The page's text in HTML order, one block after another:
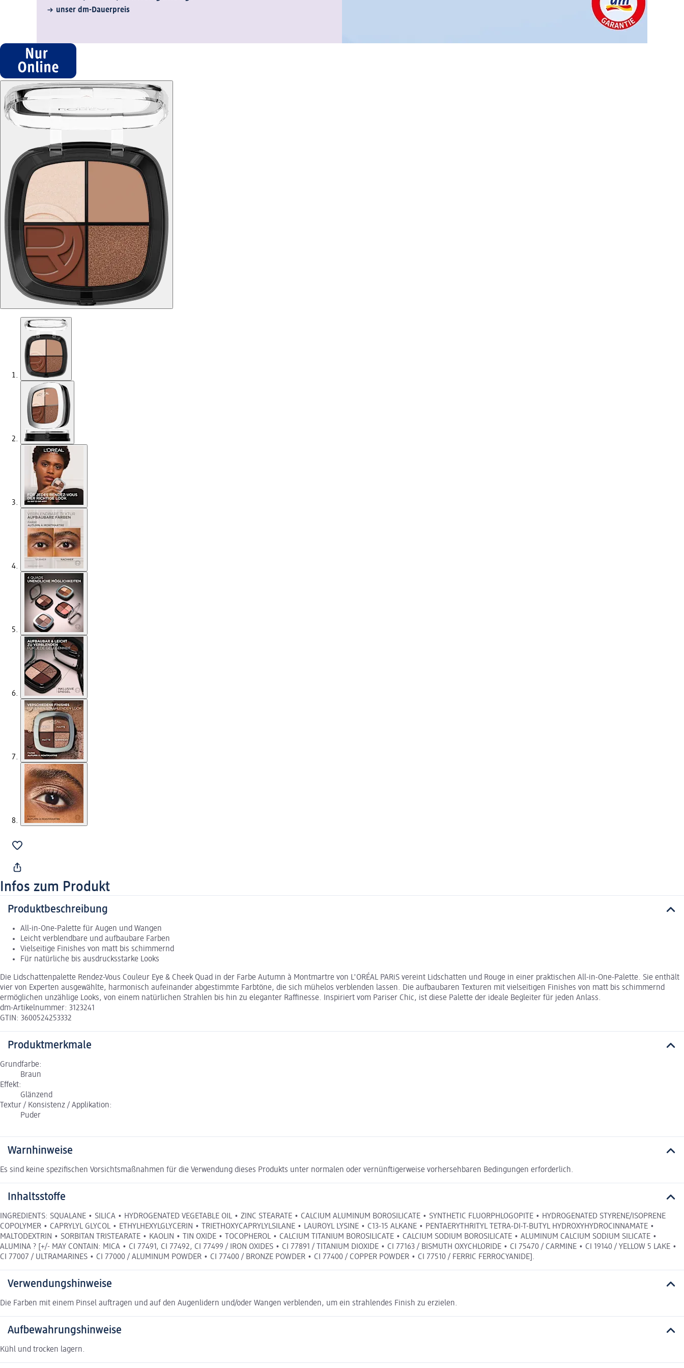
unser dm-Dauerpreis
Infos zum Produkt
Produktbeschreibung
All-in-One-Palette für Augen und Wangen
Leicht verblendbare und aufbaubare Farben
Vielseitige Finishes von matt bis schimmernd
Für natürliche bis ausdrucksstarke Looks
Die Lidschattenpalette Rendez-Vous Couleur Eye & Cheek Quad in der Farbe Autumn à Montmartre von L'ORÉAL PARiS vereint Lidschatten und Rouge in einer praktischen All-in-One-Palette. Sie enthält
vier von Experten ausgewählte, harmonisch aufeinander abgestimmte Farbtöne, die sich mühelos verblenden lassen. Die aufbaubaren Texturen mit vielseitigen Finishes von matt bis schimmernd
ermöglichen unzählige Looks, von einem natürlichen Strahlen bis hin zu eleganter Raffinesse. Inspiriert vom Pariser Chic, ist diese Palette der ideale Begleiter für jeden Anlass.
dm-Artikelnummer: 3123241
GTIN: 3600524253332
Produktmerkmale
Grundfarbe:
Braun
Effekt:
Glänzend
Textur / Konsistenz / Applikation:
Puder
Warnhinweise
Es sind keine spezifischen Vorsichtsmaßnahmen für die Verwendung dieses Produkts unter normalen oder vernünftigerweise vorhersehbaren Bedingungen erforderlich.
Inhaltsstoffe
INGREDIENTS: SQUALANE • SILICA • HYDROGENATED VEGETABLE OIL • ZINC STEARATE • CALCIUM ALUMINUM BOROSILICATE • SYNTHETIC FLUORPHLOGOPITE • HYDROGENATED STYRENE/ISOPRENE
COPOLYMER • CAPRYLYL GLYCOL • ETHYLHEXYLGLYCERIN • TRIETHOXYCAPRYLYLSILANE • LAUROYL LYSINE • C13-15 ALKANE • PENTAERYTHRITYL TETRA-DI-T-BUTYL HYDROXYHYDROCINNAMATE •
MALTODEXTRIN • SORBITAN TRISTEARATE • KAOLIN • TIN OXIDE • TOCOPHEROL • CALCIUM TITANIUM BOROSILICATE • CALCIUM SODIUM BOROSILICATE • ALUMINUM CALCIUM SODIUM SILICATE •
ALUMINA ? [+/- MAY CONTAIN: MICA • CI 77491, CI 77492, CI 77499 / IRON OXIDES • CI 77891 / TITANIUM DIOXIDE • CI 77163 / BISMUTH OXYCHLORIDE • CI 75470 / CARMINE • CI 19140 / YELLOW 5 LAKE •
CI 77007 / ULTRAMARINES • CI 77000 / ALUMINUM POWDER • CI 77400 / BRONZE POWDER • CI 77400 / COPPER POWDER • CI 77510 / FERRIC FERROCYANIDE].
Verwendungshinweise
Die Farben mit einem Pinsel auftragen und auf den Augenlidern und/oder Wangen verblenden, um ein strahlendes Finish zu erzielen.
Aufbewahrungshinweise
Kühl und trocken lagern.